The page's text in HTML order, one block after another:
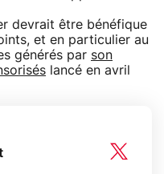
devrait être bénéfique
et en particulier au
générés par son
lancé en avril